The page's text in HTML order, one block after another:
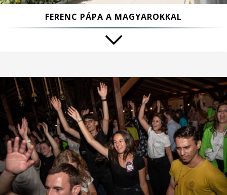
FERENC PÁPA A MAGYAROKKAL